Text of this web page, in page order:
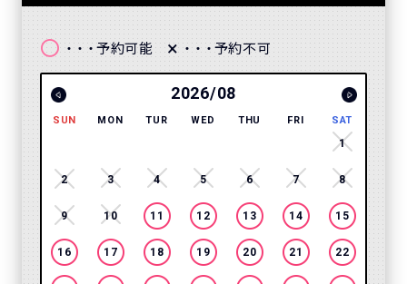
〇 ・・・ 予約可能 × ・・・ 予約不可
2026/08
SUN MON TUR WED THU FRI SAT
1
2 3 4 5 6 7 8
9 10 11 12 13 14 15
16 17 18 19 20 21 22
SUN
13
20